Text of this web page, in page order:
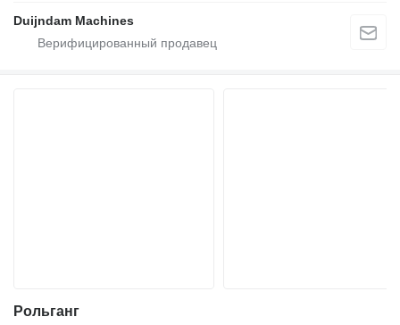
Duijndam Machines
Рольганг